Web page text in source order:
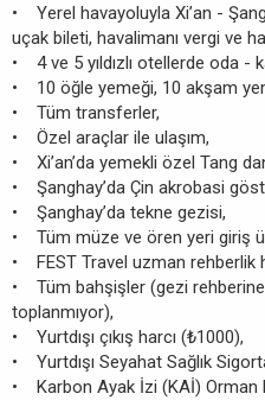
• Yerel havayoluyla Xi’an -
uçak bileti, havalimanı vergi ve
• 4 ve 5 yıldızlı otellerde oda -
• 10 öğle yemeği, 10 akşam
• Tüm transferler,
• Özel araçlar ile ulaşım,
• Xi’an’da yemekli özel Tang
• Şanghay’da Çin akrobasi
• Şanghay’da tekne gezisi,
• Tüm müze ve ören yeri giriş
• FEST Travel uzman rehberlik
• Tüm bahşişler (gezi
toplanmıyor),
• Yurtdışı çıkış harcı (₺1000),
• Yurtdışı Seyahat Sağlık
• Karbon Ayak İzi (KAİ) Orman